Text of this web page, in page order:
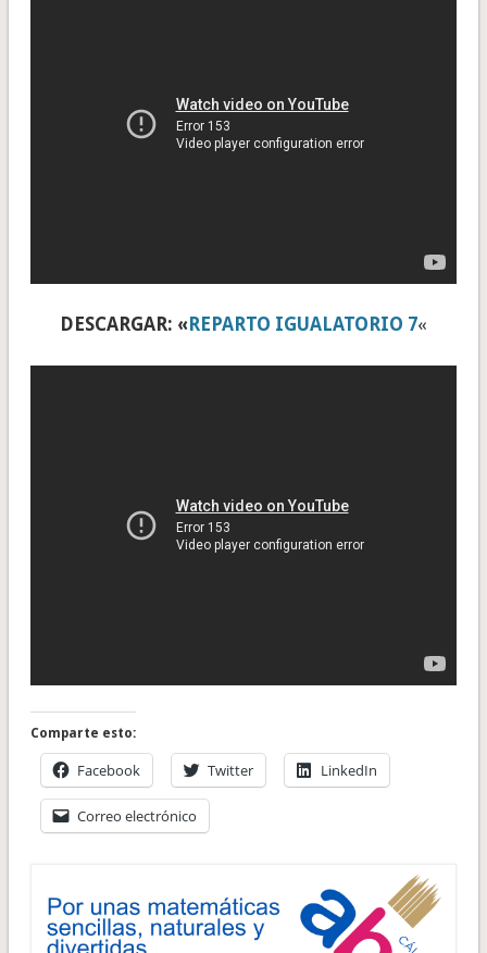
DESCARGAR: « REPARTO IGUALATORIO 7«
Comparte esto:
Facebook Twitter LinkedIn
Correo electrónico